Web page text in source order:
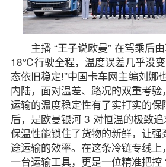
主播 “王子说欧曼” 在驾乘后
18℃行驶全程，温度误差几乎没
态依旧稳定!”中国卡车网主编刘娜
内陆，面对温差、路况的双重考
运输的温度稳定性有了实打实的保
后，是欧曼银河 3 对恒温的极致
保温性能锁住了货物的新鲜，让
途运输的效率。在这条冷链专线
一台运输工具，更是一位精准把控